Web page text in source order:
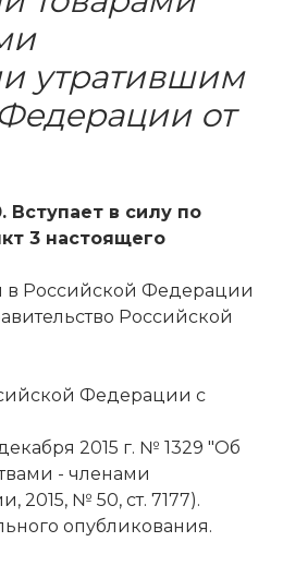
утратившим
от
в силу по
3 настоящего
в Российской Федерации
Российской
Федерации с
2015 г. № 1329 "Об
- членами
2015, № 50, ст. 7177).
опубликования.